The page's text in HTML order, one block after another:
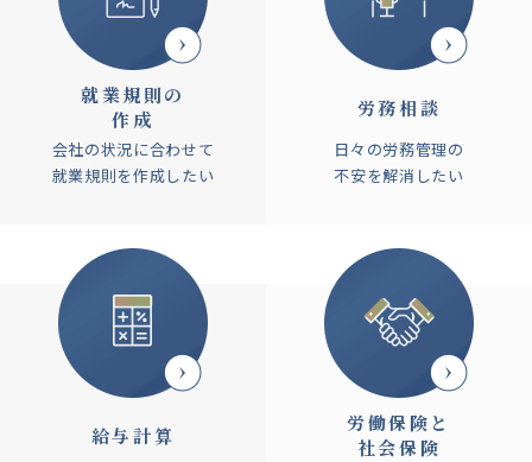
就業規則の
作成
会社の状況に合わせて
就業規則を作成したい
労務相談
日々の労務管理の
不安を解消したい
給与計算
労働保険と
社会保険